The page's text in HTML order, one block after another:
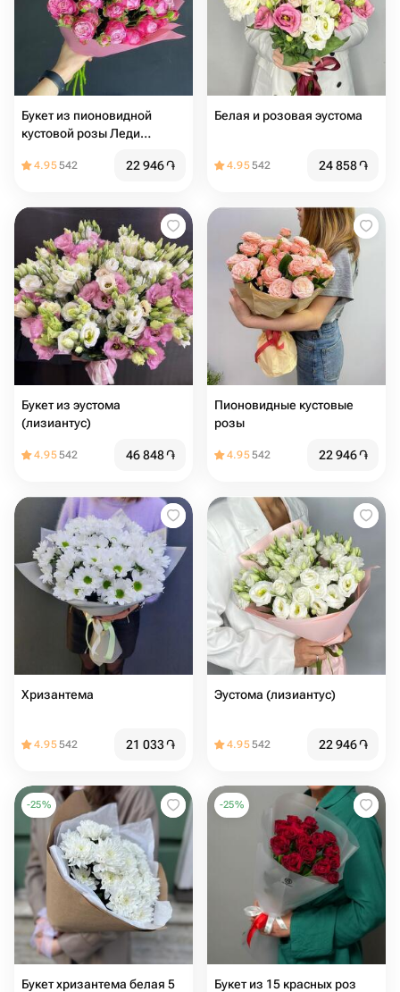
Букет из пионовидной
кустовой розы Леди
4.95542 22 946֏
Белая и розовая эустома
4.95542 24 858֏
Букет из эустома
(лизиантус)
4.95542 46 848֏
Пионовидные кустовые
розы
4.95542 22 946֏
Хризантема
4.95542 21 033֏
Эустома (лизиантус)
4.95542 22 946֏
-25%
Букет хризантема белая 5
-25%
Букет из 15 красных роз